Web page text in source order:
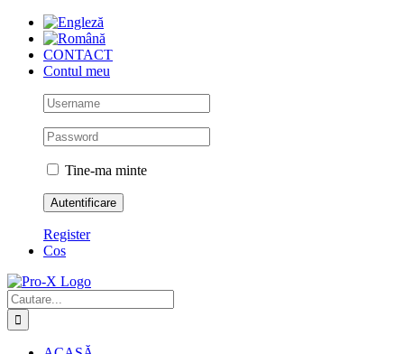
Skip
contentCONTACT
Contul meu
Tine-ma minte
Register
Cos
Cautare...